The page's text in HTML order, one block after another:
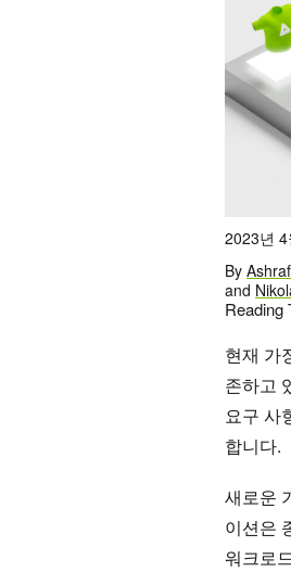
2023년 4
By
and
Reading
현재 가
존하고
요구 사
합니다.
새로운
이션은
워크로